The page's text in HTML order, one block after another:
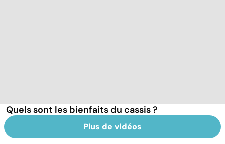
Quels sont les bienfaits du cassis ?
Plus de vidéos